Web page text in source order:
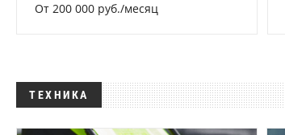
От 200 000 руб./месяц
ТЕХНИКА